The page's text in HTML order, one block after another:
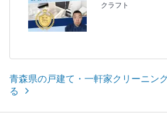
クラフト
青森県の戸建て・一軒家クリーニン
る